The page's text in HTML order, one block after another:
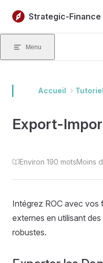
Skip to content
Strategic-Finance
Menu
Accueil
Export-
Environ 190 motsMoins
Intégrez ROC avec vos
externes en utilisant
robustes.